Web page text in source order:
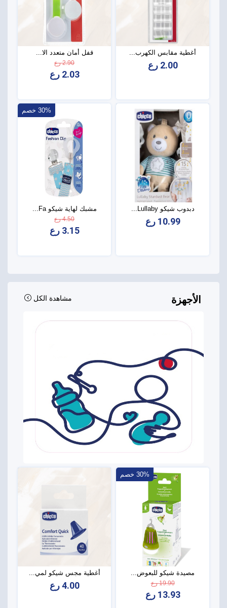
أغطية مقابس الكهرب...
2.00 رع
قفل أمان متعدد الا...
2.90 رع
2.03 رع
دبدوب شيكو Lullaby...
10.99 رع
30% خصم
مشبك لهاية شيكو Fa...
4.50 رع
3.15 رع
الأجهزة مشاهدة الكل
30% خصم
مصيدة شيكو للبعوض...
19.90 رع
13.93 رع
أغطية مجس شيكو لمي...
4.00 رع